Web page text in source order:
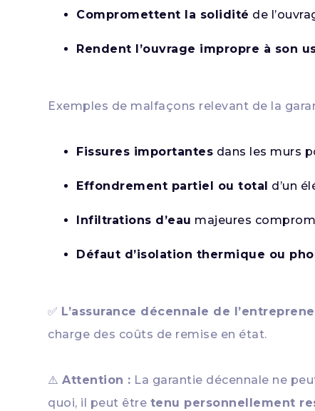
Compromettent la solidité de
Rendent l’ouvrage impropre à son
Exemples de malfaçons relevant de la
Fissures importantes dans les murs
Effondrement partiel ou total d’un
Infiltrations d’eau majeures
Défaut d’isolation thermique ou
✅ L’assurance décennale de
charge des coûts de remise en état.
⚠️Attention : La garantie décennale ne
quoi, il peut être tenu personnellement